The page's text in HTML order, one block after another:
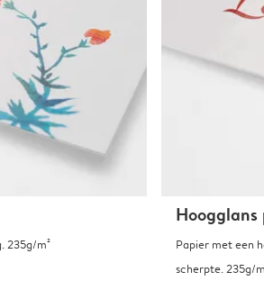
235g/m²
Hoogglans
Papier met een
scherpte. 235g/